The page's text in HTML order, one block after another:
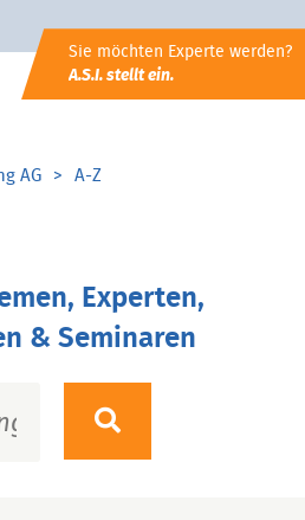
Sie möchten Experte werden?
A.S.I. stellt ein.
AG A-Z
Experten,
& Seminaren